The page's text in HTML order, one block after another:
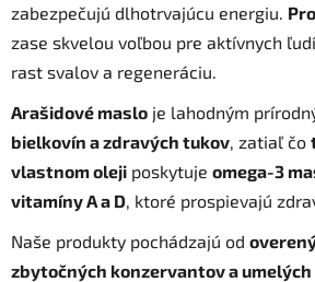
zabezpečujú dlhotrvajúcu energiu.
zase skvelou voľbou pre aktívnych
rast svalov a regeneráciu.
Arašidové maslo je lahodným
bielkovín a zdravých tukov , zatiaľ čo
vlastnom oleji poskytuje omega-3
vitamíny A a D , ktoré prospievajú
Naše produkty pochádzajú od
zbytočných konzervantov a